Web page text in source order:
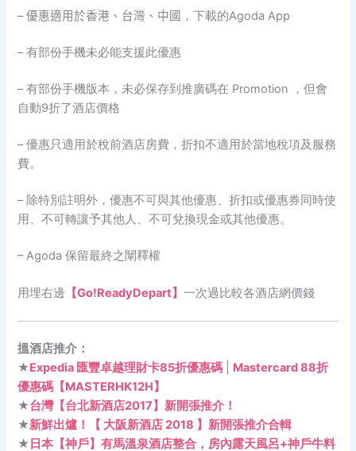
–優惠適用於香港、台灣、中國 ，下載的Agoda App
– 有部份手機未必能支援此優惠
– 有部份手機版本，未必保存到推廣碼在 Promotion ，但會
自動9折了酒店價格
– 優惠只適用於稅前酒店房費，折扣不適用於當地稅項及服務
費。
– 除特別註明外，優惠不可與其他優惠、折扣或優惠券同時使
用、不可轉讓予其他人、不可兌換現金或其他優惠。
– Agoda 保留最終之闡釋權
用埋右邊 【Go!ReadyDepart】一次過比較各酒店網價錢
搵酒店推介：
★Expedia 匯豐卓越理財卡85折優惠碼
Mastercard 88折
優惠碼【MASTERHK12H】
★台灣【台北新酒店2017】新開張推介！
★新鮮出爐！【 大阪新酒店 2018 】新開張推介合輯
★ 日本【神戶】有馬溫泉酒店整合，房內露天風呂+神戶牛料